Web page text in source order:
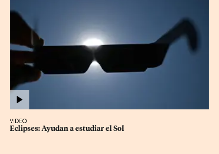
VIDEO
Eclipses: Ayudan a estudiar el Sol